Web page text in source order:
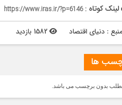
لینک کوتاه :https://www.iras.ir/?p=6146
منبع : دنیای اقتصاد
ها
بدون برچسب می باشد.